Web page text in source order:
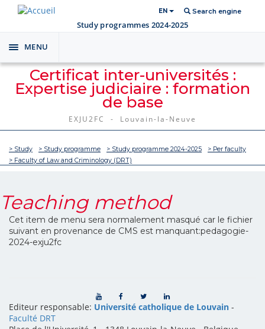
EN Search engine
Study programmes 2024-2025
Toggle
navigation
MENU
Certificat inter-universités :
Expertise judiciaire : formation
de base
EXJU2FC - Louvain-la-Neuve
> Study > Study programme > Study programme 2024-2025
> Per faculty
> Faculty of Law and Criminology (DRT)
Teaching method
Cet item de menu sera normalement masqué car le fichier
suivant en provenance de CMS est manquant:pedagogie-
2024-exju2fc
Editeur responsable: Université catholique de Louvain -
Faculté DRT